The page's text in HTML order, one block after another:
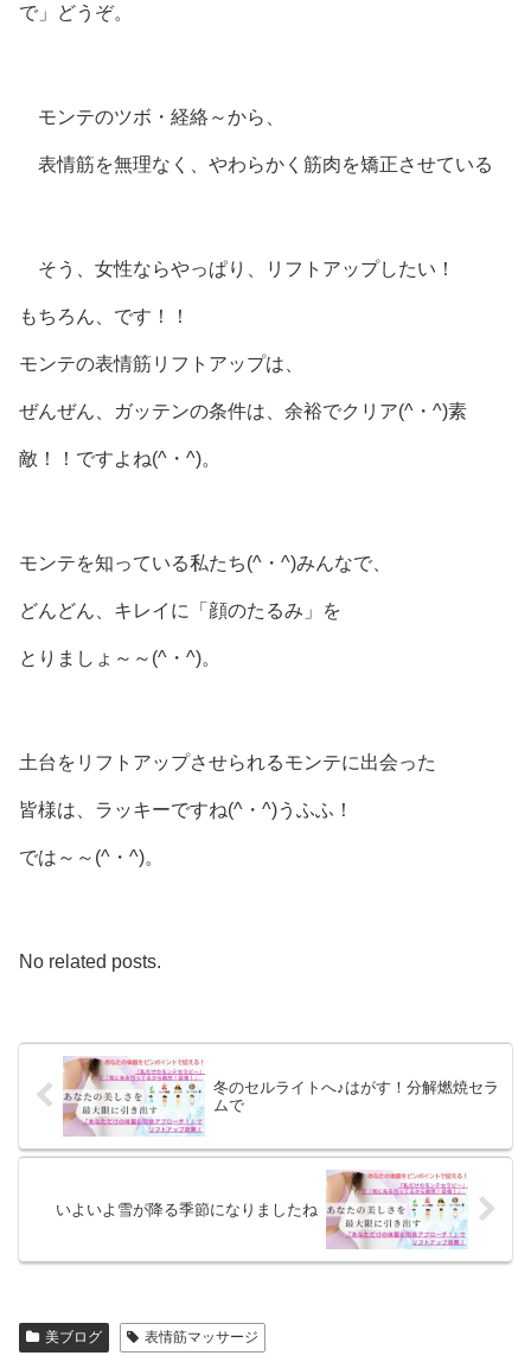
で」どうぞ。
モンテのツボ・経絡～から、
表情筋を無理なく、やわらかく筋肉を矯正させている
そう、女性ならやっぱり、リフトアップしたい！
もちろん、です！！
モンテの表情筋リフトアップは、
ぜんぜん、ガッテンの条件は、余裕でクリア(^・^)素
敵！！ですよね(^・^)。
モンテを知っている私たち(^・^)みんなで、
どんどん、キレイに「顔のたるみ」を
とりましょ～～(^・^)。
土台をリフトアップさせられるモンテに出会った
皆様は、ラッキーですね(^・^)うふふ！
では～～(^・^)。
No related posts.
冬のセルライトへ♪はがす！分解燃焼セラ
ムで
いよいよ雪が降る季節になりましたね
美ブログ 表情筋マッサージ